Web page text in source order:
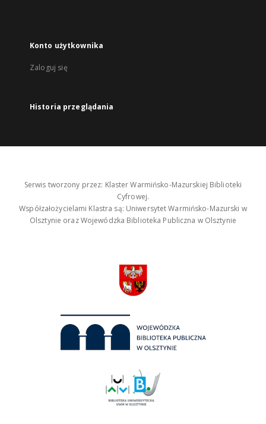
Konto użytkownika
Zaloguj się
Historia przeglądania
Serwis tworzony przez: Klaster Warmińsko-Mazurskiej Biblioteki
Cyfrowej.
Współzałożycielami Klastra są: Uniwersytet Warmińsko-Mazurski w
Olsztynie oraz Wojewódzka Biblioteka Publiczna w Olsztynie